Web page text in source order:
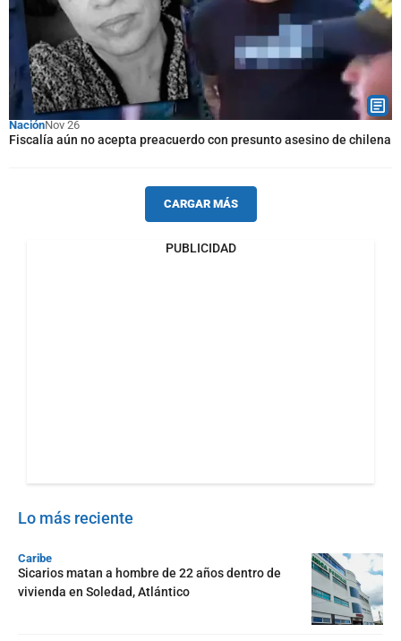
NaciónNov 26
Fiscalía aún no acepta preacuerdo con presunto asesino de chilena
CARGAR MÁS
PUBLICIDAD
Lo más reciente
Caribe
Sicarios matan a hombre de 22 años dentro de
vivienda en Soledad, Atlántico